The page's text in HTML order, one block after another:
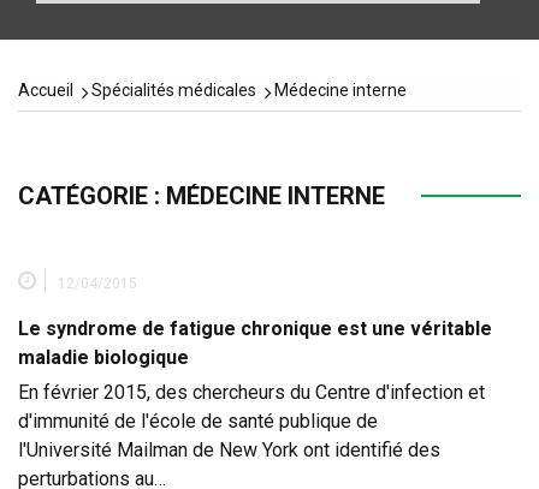
Accueil Spécialités médicales Médecine interne
CATÉGORIE : MÉDECINE INTERNE
12/04/2015
Le syndrome de fatigue chronique est une véritable
maladie biologique
En février 2015, des chercheurs du Centre d'infection et
d'immunité de l'école de santé publique de
l'Université Mailman de New York ont identifié des
perturbations au…